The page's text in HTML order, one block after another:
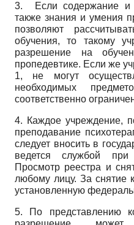
3. Если содержание и
также знания и умения
позволяют
обучения, то такому
разрешение на
пропедевтике. Если же
1, не могут
необходимых
соответственно
4. Каждое учреждение,
преподавание
следует вносить в
ведется службой при
Просмотр реестра и
любому лицу. За снятие
установленную
5. По представлению